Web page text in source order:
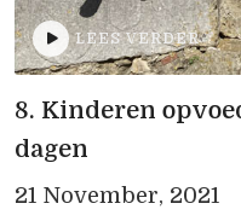
LEES VERDER
8. Kinderen
dagen
21 November, 2021